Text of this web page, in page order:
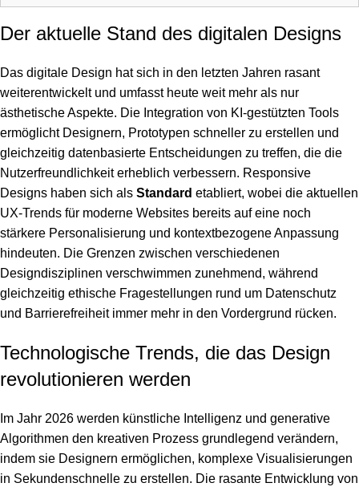
Der aktuelle Stand des digitalen Designs
Das digitale Design hat sich in den letzten Jahren rasant
weiterentwickelt und umfasst heute weit mehr als nur
ästhetische Aspekte. Die Integration von KI-gestützten Tools
ermöglicht Designern, Prototypen schneller zu erstellen und
gleichzeitig datenbasierte Entscheidungen zu treffen, die die
Nutzerfreundlichkeit erheblich verbessern. Responsive
Designs haben sich als Standard etabliert, wobei die aktuellen
UX-Trends für moderne Websites bereits auf eine noch
stärkere Personalisierung und kontextbezogene Anpassung
hindeuten. Die Grenzen zwischen verschiedenen
Designdisziplinen verschwimmen zunehmend, während
gleichzeitig ethische Fragestellungen rund um Datenschutz
und Barrierefreiheit immer mehr in den Vordergrund rücken.
Technologische Trends, die das Design
revolutionieren werden
Im Jahr 2026 werden künstliche Intelligenz und generative
Algorithmen den kreativen Prozess grundlegend verändern,
indem sie Designern ermöglichen, komplexe Visualisierungen
in Sekundenschnelle zu erstellen. Die rasante Entwicklung von